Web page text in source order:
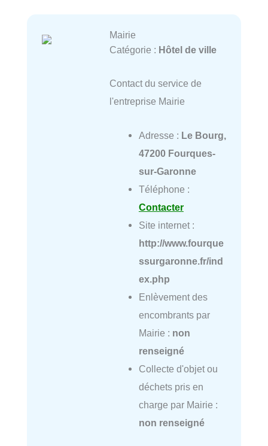
Mairie
Catégorie : Hôtel de ville
Contact du service de
l'entreprise Mairie
Adresse : Le Bourg,
47200 Fourques-
sur-Garonne
Téléphone :
Contacter
Site internet :
http://www.fourque
ssurgaronne.fr/ind
ex.php
Enlèvement des
encombrants par
Mairie : non
renseigné
Collecte d'objet ou
déchets pris en
charge par Mairie :
non renseigné